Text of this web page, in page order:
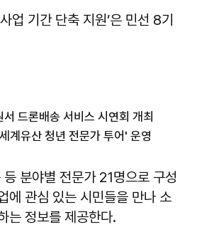
업 기간 단축 지원’은 민선 8기
드론배송 서비스 시연회 개최
계유산 청년 전문가 투어' 운영
등 분야별 전문가 21명으로 구성
에 관심 있는 시민들을 만나 소
는 정보를 제공한다.